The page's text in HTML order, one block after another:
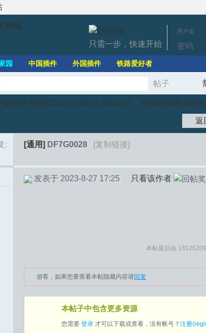
用户名
密码
只需一步，快速开始
园 中国插件 外国插件 铁路爱好者
帖子
搜
国插件专区(Chinese trainz Addons) 中国内燃机车
返
:
[通用] DF7G0028 [复制链接]
发表于 2023-8-27 17:25 只看该作者
本帖最后由
游客，如果您要查看本帖隐藏内容请回复
本帖子中包含更多资源
您需要 登录 才可以下载或查看，没有帐号？ 注册